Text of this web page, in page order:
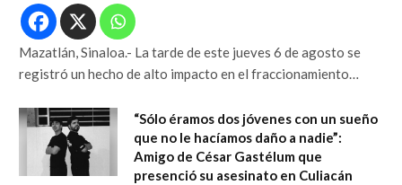
Mazatlán, Sinaloa.- La tarde de este jueves 6 de agosto se
registró un hecho de alto impacto en el fraccionamiento…
“Sólo éramos dos jóvenes con un sueño
que no le hacíamos daño a nadie”:
Amigo de César Gastélum que
presenció su asesinato en Culiacán